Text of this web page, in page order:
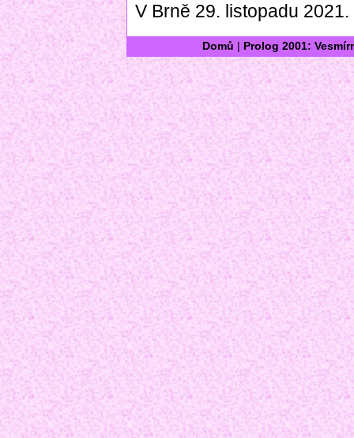
V Brně 29. listopadu 2021.
Domů Prolog 2001: